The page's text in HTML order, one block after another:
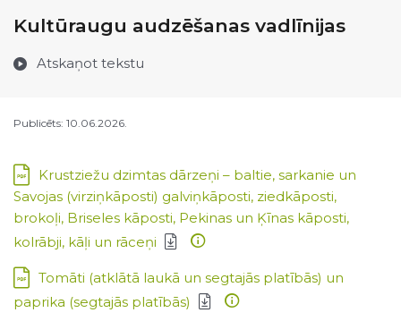
Kultūraugu audzēšanas vadlīnijas
Atskaņot tekstu
Publicēts: 10.06.2026.
Lejupielādēt:
Krustziežu dzimtas dārzeņi – baltie, sarkanie un
Savojas (virziņkāposti) galviņkāposti, ziedkāposti,
brokoļi, Briseles kāposti, Pekinas un Ķīnas kāposti,
kolrābji, kāļi un rāceņi
Lejupielādēt:
Tomāti (atklātā laukā un segtajās platībās) un
paprika (segtajās platībās)